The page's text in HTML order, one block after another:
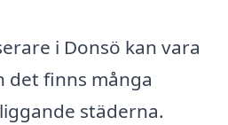
i Donsö kan vara
det finns många
städerna.